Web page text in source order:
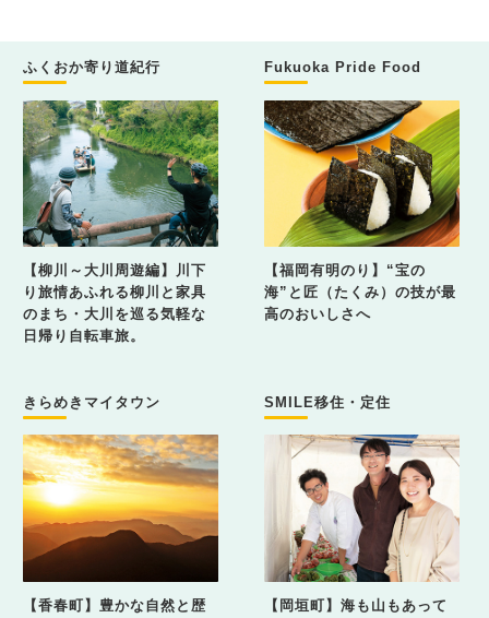
ふくおか寄り道紀行
【柳川～大川周遊編】川下
り旅情あふれる柳川と家具
のまち・大川を巡る気軽な
日帰り自転車旅。
Fukuoka Pride Food
【福岡有明のり】“宝の
海”と匠（たくみ）の技が最
高のおいしさへ
きらめきマイタウン
【香春町】豊かな自然と歴
SMILE移住・定住
【岡垣町】海も山もあって